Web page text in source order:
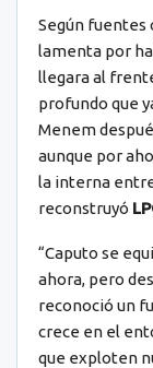
Según fuentes
lamenta por
llegara al
profundo que
Menem
aunque por
la interna
reconstruyó
“Caputo se
ahora, pero
reconoció un
crece en el
que exploten